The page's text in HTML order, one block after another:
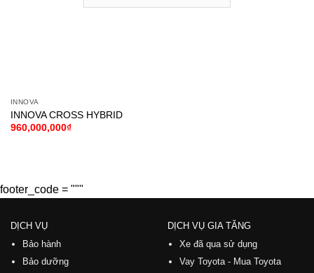
INNOVA
INNOVA CROSS HYBRID
960,000,000₫
footer_code = """
DỊCH VỤ
Bảo hành
Bảo dưỡng
DỊCH VỤ GIA TĂNG
Xe đã qua sử dụng
Vay Toyota - Mua Toyota